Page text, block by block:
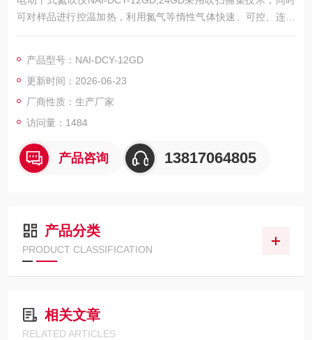
可对样品进行控温加热，利用氮气等惰性气体快速、可控、连续
地吹到样品表面来达到样品溶液快速无氧浓缩。 干式氮吹仪主要
留检测领域中，药物筛选、激素分析、液相、气相及质谱分析中
的样品制备.
产品型号：NAI-DCY-12GD
更新时间：2026-06-23
厂商性质：生产厂家
访问量：1484
产品咨询 13817064805
产品分类
PRODUCT CLASSIFICATION
相关文章
RELATED ARTICLES